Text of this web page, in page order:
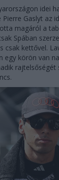
idei
Gaslyt az
magáról a
Spában
csak kettővel.
egy körön van
rajtelsőségét